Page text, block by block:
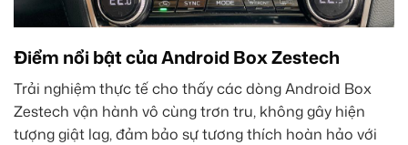
Điểm nổi bật của Android Box Zestech
Trải nghiệm thực tế cho thấy các dòng Android Box
Zestech vận hành vô cùng trơn tru, không gây hiện
tượng giật lag, đảm bảo sự tương thích hoàn hảo với